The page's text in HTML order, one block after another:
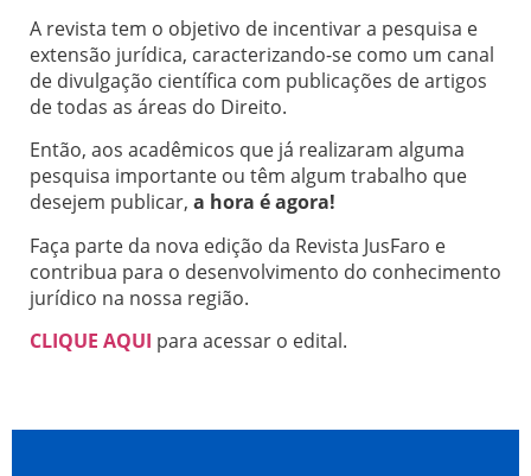
A revista tem o objetivo de incentivar a pesquisa e
extensão jurídica, caracterizando-se como um canal
de divulgação científica com publicações de artigos
de todas as áreas do Direito.
Então, aos acadêmicos que já realizaram alguma
pesquisa importante ou têm algum trabalho que
desejem publicar, a hora é agora!
Faça parte da nova edição da Revista JusFaro e
contribua para o desenvolvimento do conhecimento
jurídico na nossa região.
CLIQUE AQUI para acessar o edital.